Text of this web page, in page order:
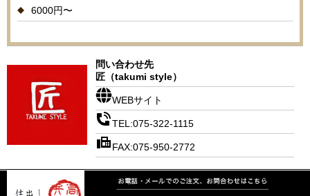
6000円〜
問い合わせ先
匠（takumi style）
WEBサイト
TEL:075-322-1115
FAX:075-950-2772